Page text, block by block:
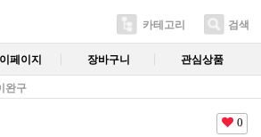
카테고리 검색
페이지 장바구니 관심상품
완구
0